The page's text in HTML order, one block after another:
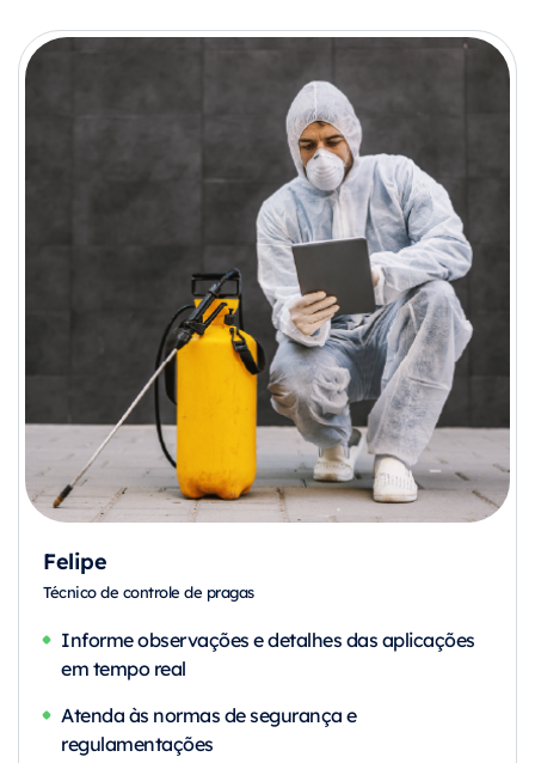
Felipe
Técnico de controle de pragas
Informe observações e detalhes das aplicações
em tempo real
Atenda às normas de segurança e
regulamentações